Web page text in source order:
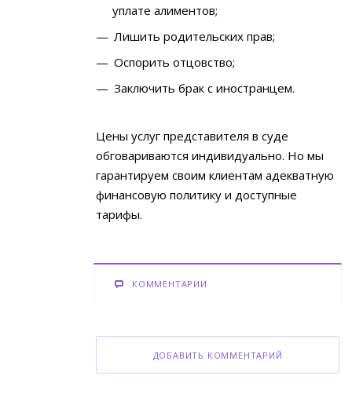
уплате алиментов;
Лишить родительских прав;
Оспорить отцовство;
Заключить брак с иностранцем.
Цены услуг представителя в суде
обговариваются индивидуально. Но мы
гарантируем своим клиентам адекватную
финансовую политику и доступные
тарифы.
КОММЕНТАРИИ
ДОБАВИТЬ КОММЕНТАРИЙ